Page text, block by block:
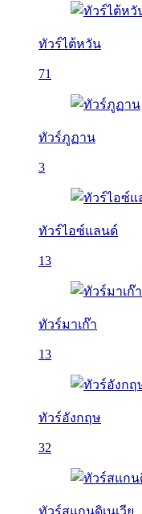
ทัวร์ไต้หวัน
71
ทัวร์ภูฏาน
3
ทัวร์ไอซ์แลนด์
13
ทัวร์มาเก๊า
13
ทัวร์อังกฤษ
32
ทัวร์สแกนดิเนเวีย